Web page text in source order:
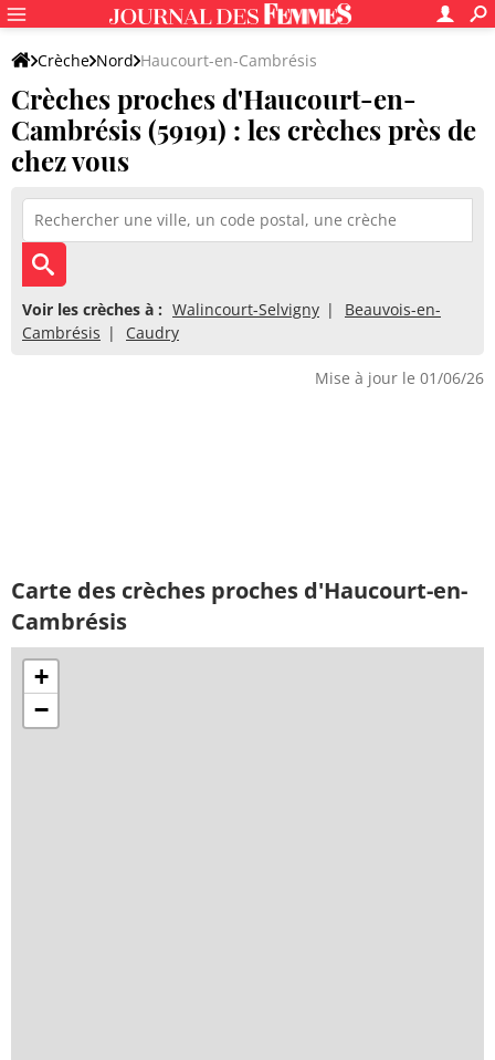
Crèche Nord Haucourt-en-Cambrésis
Crèches proches d'Haucourt-en-
Cambrésis (59191) : les crèches près de
chez vous
Voir les crèches à : Walincourt-Selvigny
Beauvois-en-
Cambrésis
Caudry
Mise à jour le 01/06/26
Carte des crèches proches d'Haucourt-en-
Cambrésis
+
−